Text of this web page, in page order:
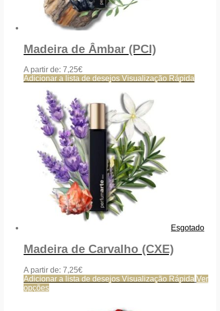
Madeira de Âmbar (PCI)
A partir de: 7,25€
Adicionar a lista de desejos Visualização Rápida
Esgotado
Madeira de Carvalho (CXE)
A partir de: 7,25€
Adicionar a lista de desejos Visualização Rápida Ver
opções